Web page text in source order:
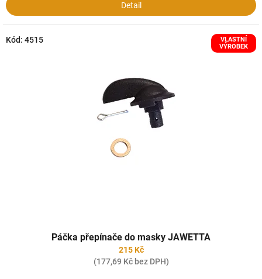
Detail
VLASTNÍ
VÝROBEK
Páčka přepínače do masky JAWETTA
215 Kč
(177,69 Kč bez DPH)
Kód: 4515